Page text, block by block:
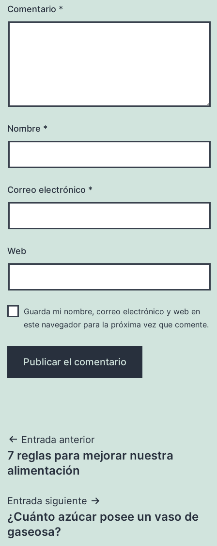
Comentario *
Nombre *
Correo electrónico *
Web
Guarda mi nombre, correo electrónico y web en
este navegador para la próxima vez que comente.
Navegación
de
Entrada anterior
7 reglas para mejorar nuestra
alimentación
Entrada siguiente
¿Cuánto azúcar posee un vaso de
gaseosa?